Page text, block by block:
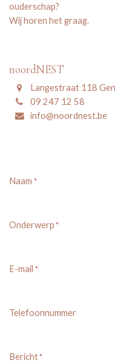
ouderschap?
Wij horen het graag.
noordNEST
Langestraat 118
09 247 12 58
info@noordnest.be
Naam *
Onderwerp *
E-mail *
Telefoonnummer
Bericht*